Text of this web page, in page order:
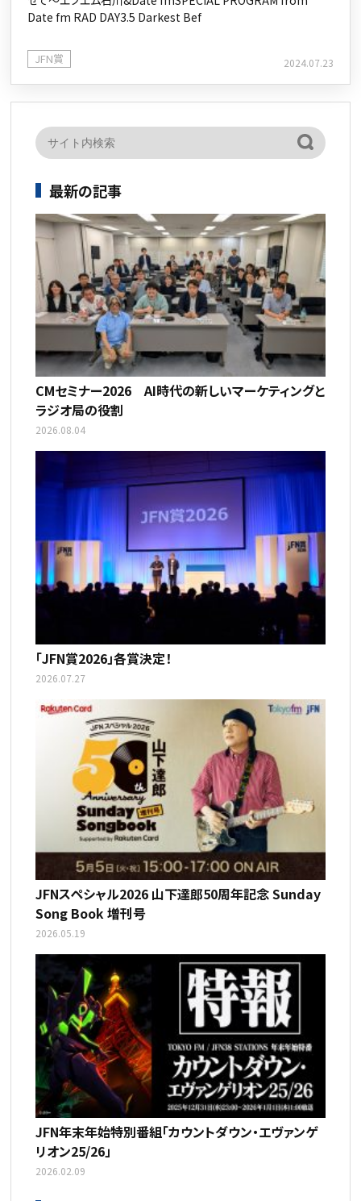
Date fm RAD DAY3.5 Darkest Bef
JFN賞 2024.07.23
最新の記事
CMセミナー2026 AI時代の新しいマーケティングと
ラジオ局の役割
2026.08.04
「JFN賞2026」各賞決定！
2026.07.27
JFNスペシャル2026 山下達郎50周年記念 Sunday
Song Book 増刊号
2026.05.19
JFN年末年始特別番組「カウントダウン・エヴァンゲ
リオン25/26」
2026.02.09